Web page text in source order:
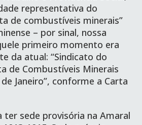
representativa do
de combustíveis minerais”
– por sinal, nossa
primeiro momento era
da atual: “Sindicato do
de Combustíveis Minerais
Janeiro”, conforme a Carta
ter sede provisória na Amaral